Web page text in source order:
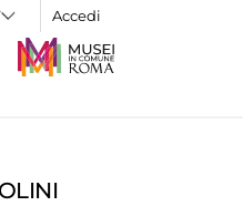
Accedi